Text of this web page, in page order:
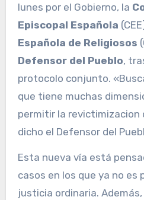
lunes por el Gobierno, la
Episcopal Española
Española de Religiosos
Defensor del Pueblo,
protocolo conjunto.
que tiene muchas
permitir la revictimizacion
dicho el Defensor del
Esta nueva vía está
casos en los que ya no es
justicia ordinaria.